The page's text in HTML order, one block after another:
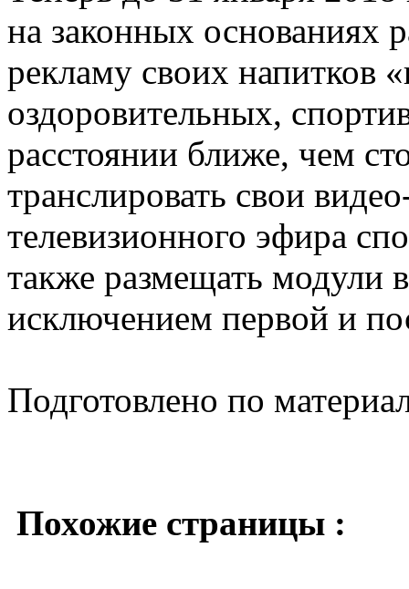
на законных основаниях
рекламу своих напитков
оздоровительных,
расстоянии ближе, чем
транслировать свои
телевизионного эфира
также размещать модули
исключением первой и
Подготовлено по
Похожие страницы :